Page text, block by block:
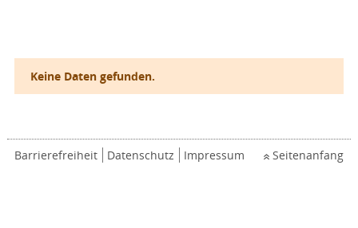
Keine Daten gefunden.
Barrierefreiheit Datenschutz Impressum Seitenanfang